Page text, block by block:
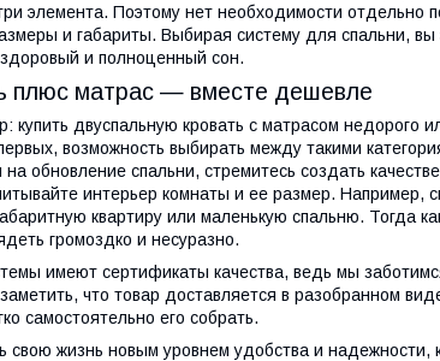
элемента. Поэтому нет необходимости отдельно
и габариты. Выбирая систему для спальни,
и полноценный сон.
плюс матрас — вместе дешевле
купить двуспальную кровать с матрасом недорого
возможность выбирать между такими
обновление спальни, стремитесь создать
интерьер комнаты и ее размер. Например,
квартиру или маленькую спальню. Тогда
громоздко и несуразно.
имеют сертификаты качества, ведь мы
что товар доставляется в разобранном
самостоятельно его собрать.
свою жизнь новым уровнем удобства и надежности,